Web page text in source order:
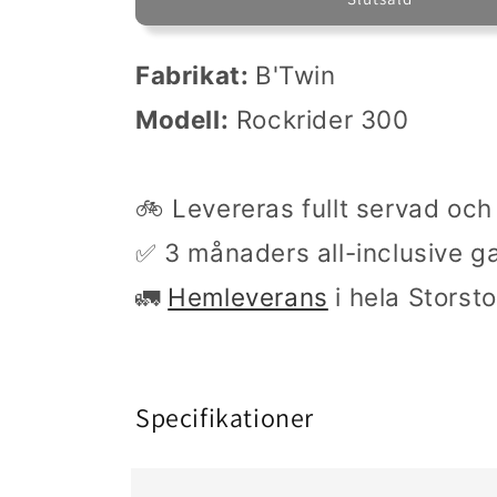
Fabrikat: B'Twin
Modell: Rockrider 300
🚲 Levereras fullt servad och
✅ 3 månaders all-inclusive
🚛 Hemleverans i hela
Specifikationer